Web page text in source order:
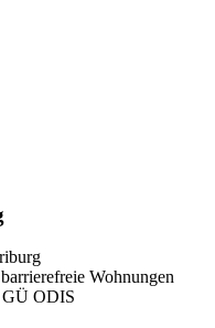
Wohnungen
GÜ ODIS